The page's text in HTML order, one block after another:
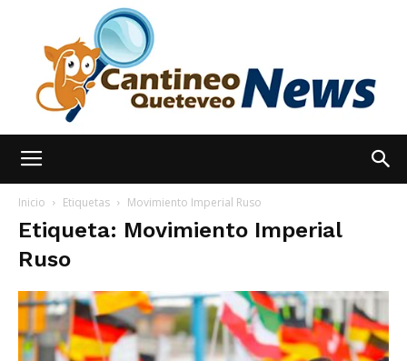
hoy
Inicio Etiquetas Movimiento Imperial Ruso
Etiqueta: Movimiento Imperial
Ruso